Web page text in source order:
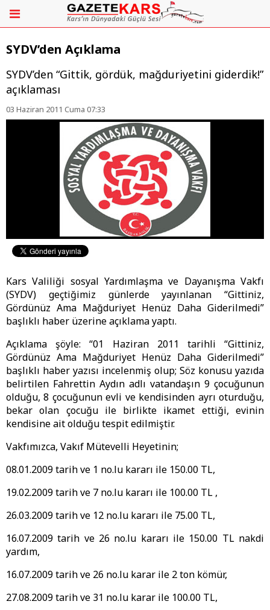
SYDV’den Açıklama
SYDV’den “Gittik, gördük, mağduriyetini giderdik!”
açıklaması
03 Haziran 2011 Cuma 07:33
Kars Valiliği sosyal Yardımlaşma ve Dayanışma Vakfı
(SYDV) geçtiğimiz günlerde yayınlanan “Gittiniz,
Gördünüz Ama Mağduriyet Henüz Daha Giderilmedi”
başlıklı haber üzerine açıklama yaptı.
Açıklama şöyle: “01 Haziran 2011 tarihli “Gittiniz,
Gördünüz Ama Mağduriyet Henüz Daha Giderilmedi”
başlıklı haber yazısı incelenmiş olup; Söz konusu yazıda
belirtilen Fahrettin Aydın adlı vatandaşın 9 çocuğunun
olduğu, 8 çocuğunun evli ve kendisinden ayrı oturduğu,
bekar olan çocuğu ile birlikte ikamet ettiği, evinin
kendisine ait olduğu tespit edilmiştir.
Vakfımızca, Vakıf Mütevelli Heyetinin;
08.01.2009 tarih ve 1 no.lu kararı ile 150.00 TL,
19.02.2009 tarih ve 7 no.lu kararı ile 100.00 TL ,
26.03.2009 tarih ve 12 no.lu kararı ile 75.00 TL,
16.07.2009 tarih ve 26 no.lu kararı ile 150.00 TL nakdi
yardım,
16.07.2009 tarih ve 26 no.lu karar ile 2 ton kömür,
27.08.2009 tarih ve 31 no.lu karar ile 100.00 TL,